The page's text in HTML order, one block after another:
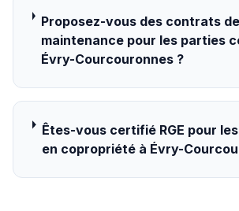
Proposez-vous des contrats de
maintenance pour les parties
Évry-Courcouronnes ?
Êtes-vous certifié RGE pour
en copropriété à Évry-